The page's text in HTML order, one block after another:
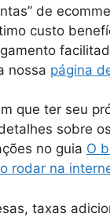
de
custo
nossa página
que ter seu
sobre
no guia O
rodar na
taxas